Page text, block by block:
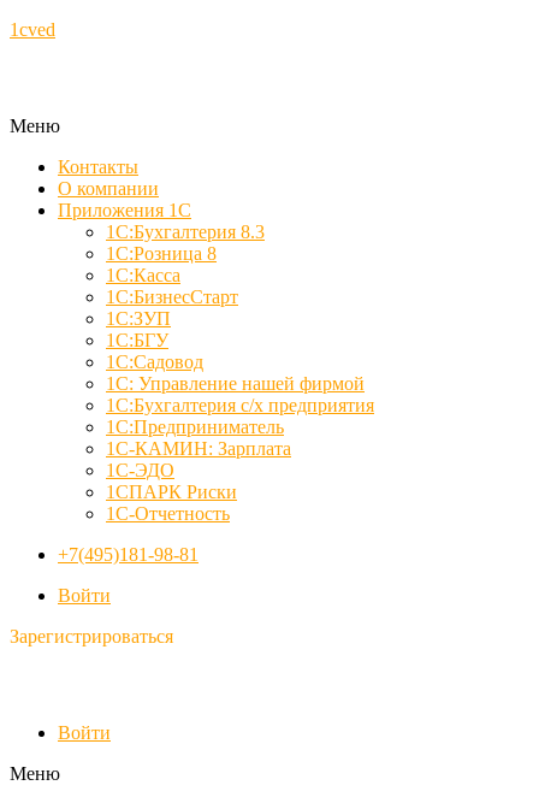
1cved
Меню
Контакты
О компании
Приложения 1С
1С:Бухгалтерия 8.3
1С:Розница 8
1С:Касса
1С:БизнесСтарт
1С:ЗУП
1С:БГУ
1С:Садовод
1С: Управление нашей фирмой
1С:Бухгалтерия с/х предприятия
1С:Предприниматель
1С-КАМИН: Зарплата
1С-ЭДО
1СПАРК Риски
1С-Отчетность
+7(495)181-98-81
Войти
Зарегистрироваться
Войти
Меню